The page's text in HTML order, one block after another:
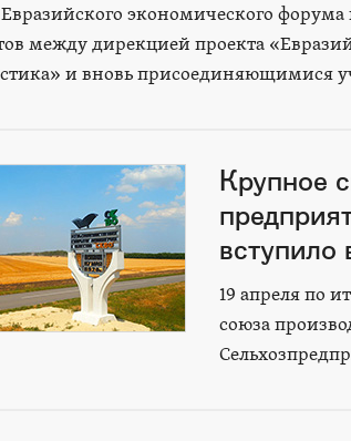
экономического
между дирекцией проекта
и вновь присоединяющимися
Крупное
19 апреля по
союза